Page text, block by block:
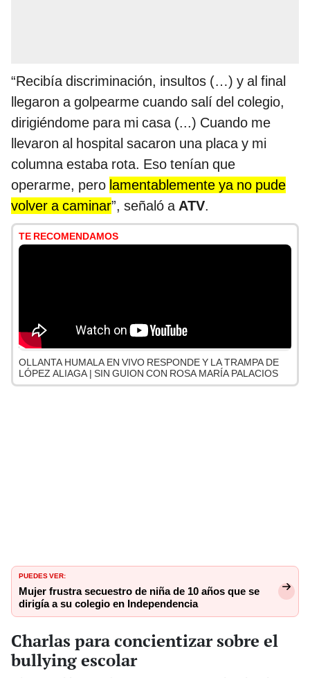
“Recibía discriminación, insultos (…) y al final
llegaron a golpearme cuando salí del colegio,
dirigiéndome para mi casa (...) Cuando me
llevaron al hospital sacaron una placa y mi
columna estaba rota. Eso tenían que
operarme, pero lamentablemente ya no pude
volver a caminar”, señaló aATV.
TE RECOMENDAMOS
OLLANTA HUMALA EN VIVO RESPONDE Y LA TRAMPA DE
LÓPEZ ALIAGA | SIN GUION CON ROSA MARÍA PALACIOS
PUEDES VER:
Mujer frustra secuestro de niña de 10 años que se
dirigía a su colegio en Independencia
Charlas para concientizar sobre el
bullying escolar